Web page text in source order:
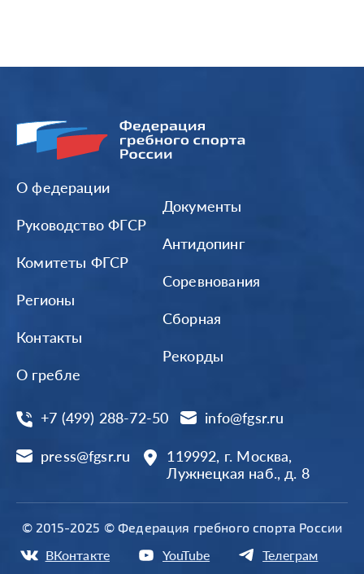
О федерации
Руководство ФГСР
Комитеты ФГСР
Регионы
Контакты
О гребле
Документы
Антидопинг
Соревнования
Сборная
Рекорды
+7 (499) 288-72-50 info@fgsr.ru
press@fgsr.ru
119992, г. Москва,
Лужнецкая наб., д. 8
© 2015-2025 © Федерация гребного спорта России
ВКонтакте YouTube Телеграм